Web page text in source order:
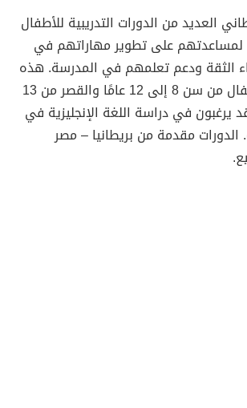
العديد من الدورات التدريبية للأطفال
على تطوير مهاراتهم في
الثقة ودعم تعلمهم في المدرسة. هذه
الدورات مثالية للأطفال من سن 8 إلى 12 عامًا والقصر من 13
قد يرغبون في دراسة اللغة الإنجليزية في
الدورات مقدمة من بريطانيا – مصر